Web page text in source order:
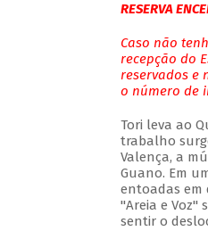
RESERVA
Caso não
recepção do
reservados e
o número de
Tori leva ao
trabalho
Valença, a
Guano. Em
entoadas em
"Areia e Voz"
sentir o